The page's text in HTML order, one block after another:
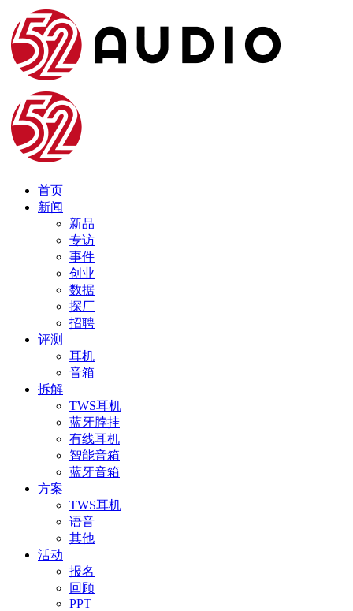
首页
新闻
新品
专访
事件
创业
数据
探厂
招聘
评测
耳机
音箱
拆解
TWS耳机
蓝牙脖挂
有线耳机
智能音箱
蓝牙音箱
方案
TWS耳机
语音
其他
活动
报名
回顾
PPT